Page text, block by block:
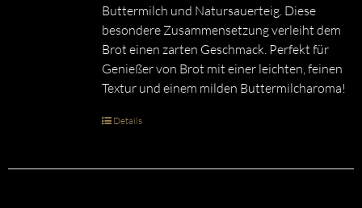
Buttermilch und Natursauerteig. Diese
besondere Zusammensetzung verleiht dem
Brot einen zarten Geschmack. Perfekt für
Genießer von Brot mit einer leichten, feinen
Textur und einem milden Buttermilcharoma!
Details